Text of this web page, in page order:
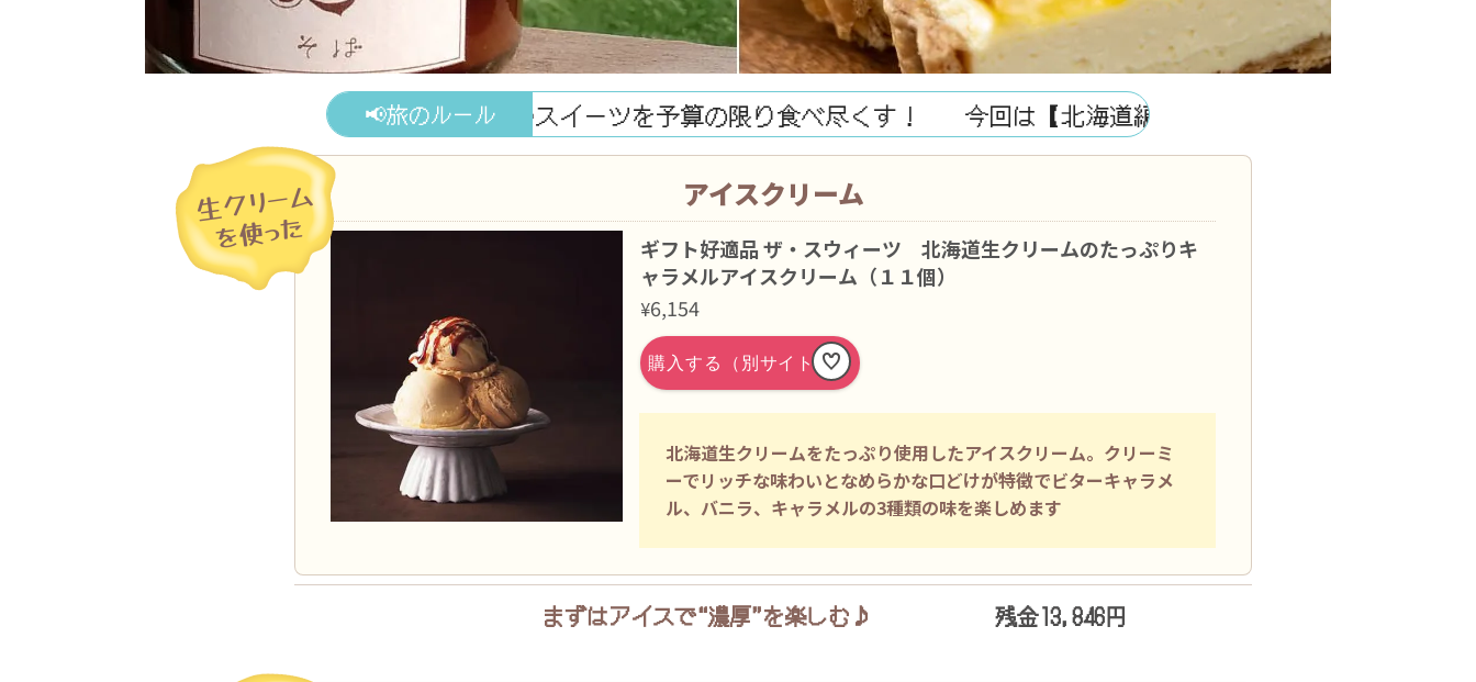
📢旅のルール
編】あるうさが北海道の濃厚なグルメやスイーツを予算の限り食べ尽くす！ 今回は【北海道編】あるうさが北海道の濃厚なグルメ
アイスクリーム
ギフト好適品 ザ・スウィーツ 北海道生クリームのたっぷりキ
ャラメルアイスクリーム（１１個）
¥6,154
北海道生クリームをたっぷり使用したアイスクリーム。クリーミ
ーでリッチな味わいとなめらかな口どけが特徴でビターキャラメ
ル、バニラ、キャラメルの3種類の味を楽しめます
まずはアイスで“濃厚”を楽しむ♪ 残金13,846円